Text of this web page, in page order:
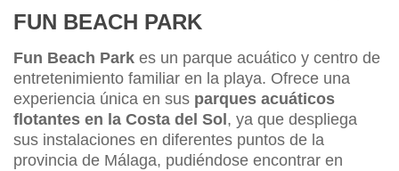
FUN BEACH PARK
Fun Beach Park es un parque acuático y centro de
entretenimiento familiar en la playa. Ofrece una
experiencia única en sus parques acuáticos
flotantes en la Costa del Sol, ya que despliega
sus instalaciones en diferentes puntos de la
provincia de Málaga, pudiéndose encontrar en